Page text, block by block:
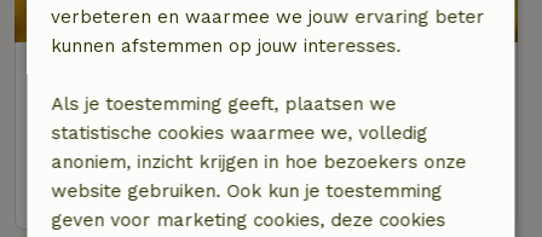
Op 13 km afstand van Gesves
6 personen3 slaapkamers
bekijk
verbeteren en waarmee we jouw ervaring beter
kunnen afstemmen op jouw interesses.
Als je toestemming geeft, plaatsen we
statistische cookies waarmee we, volledig
anoniem, inzicht krijgen in hoe bezoekers onze
website gebruiken. Ook kun je toestemming
geven voor marketing cookies, deze cookies